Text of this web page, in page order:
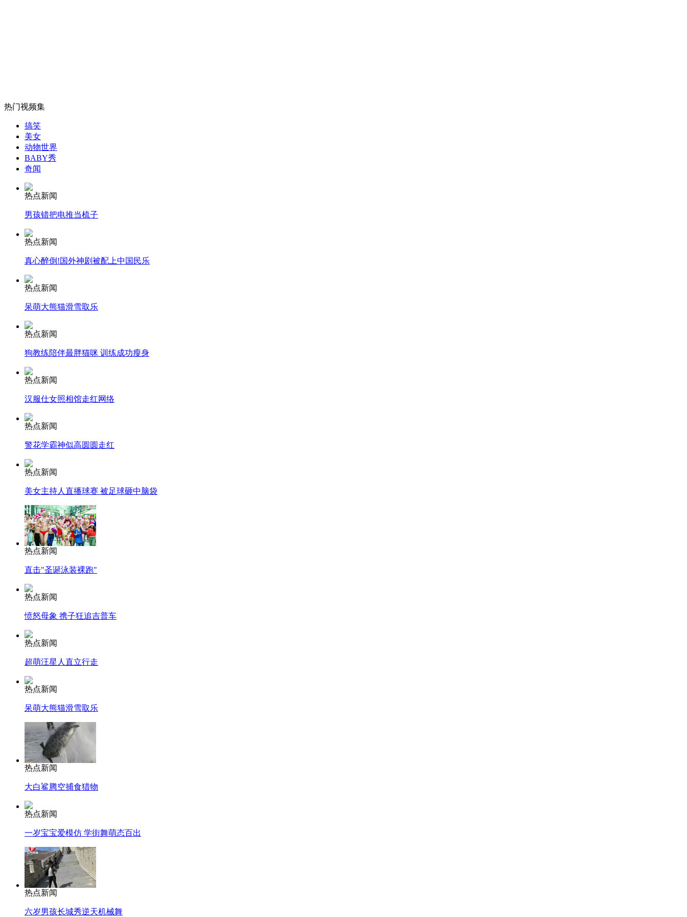
无痛分娩是否安全 医生回应
外交部：反对强权政治霸凌主义
外交部：有关国家言论片面不公正
走！跟着总书记去植树
花炮节热闹非凡
纽约上演“枕头大战”
司机酒驾遇交警 急速倒车逃窜
热门视频集
搞笑
美女
动物世界
BABY秀
奇闻
热点新闻
男孩错把电推当梳子
热点新闻
真心醉倒!国外神剧被配上中国民乐
热点新闻
呆萌大熊猫滑雪取乐
热点新闻
狗教练陪伴最胖猫咪 训练成功瘦身
热点新闻
汉服仕女照相馆走红网络
热点新闻
警花学霸神似高圆圆走红
热点新闻
美女主持人直播球赛 被足球砸中脑袋
热点新闻
直击"圣诞泳装裸跑"
热点新闻
愤怒母象 携子狂追吉普车
热点新闻
超萌汪星人直立行走
热点新闻
呆萌大熊猫滑雪取乐
热点新闻
大白鲨腾空捕食猎物
热点新闻
一岁宝宝爱模仿 学街舞萌态百出
热点新闻
六岁男孩长城秀逆天机械舞